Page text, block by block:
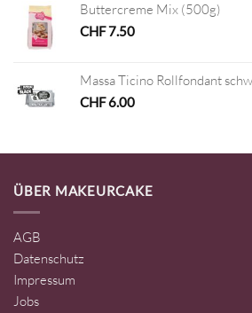
Buttercreme Mix (500g)
CHF7.50
Massa Ticino Rollfondant
CHF6.00
ÜBER MAKEURCAKE
AGB
Datenschutz
Impressum
Jobs